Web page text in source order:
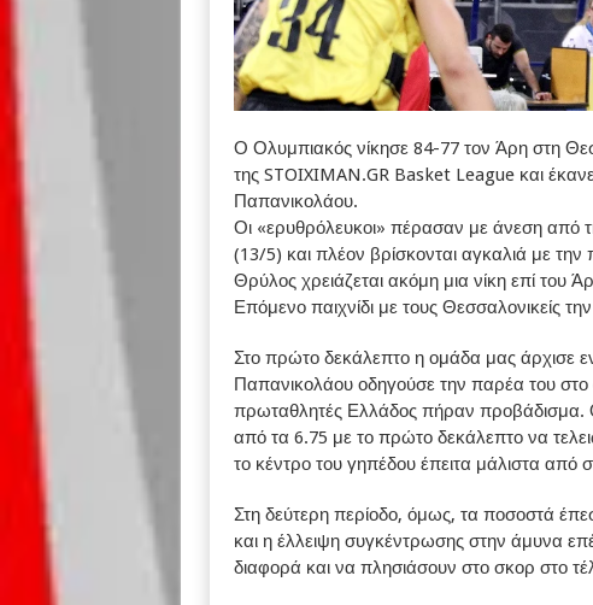
Ο Ολυμπιακός νίκησε 84-77 τον Άρη στη
της STOIXIMAN.GR Basket League και
Παπανικολάου.
Οι «ερυθρόλευκοι» πέρασαν με άνεση από
(13/5) και πλέον βρίσκονται αγκαλιά με
Θρύλος χρειάζεται ακόμη μια νίκη επί του
Επόμενο παιχνίδι με τους Θεσσαλονικείς
Στο πρώτο δεκάλεπτο η ομάδα μας άρχισε
Παπανικολάου οδηγούσε την παρέα του στο
πρωταθλητές Ελλάδος πήραν προβάδισμα.
από τα 6.75 με το πρώτο δεκάλεπτο να
το κέντρο του γηπέδου έπειτα μάλιστα από
Στη δεύτερη περίοδο, όμως, τα ποσοστά
και η έλλειψη συγκέντρωσης στην άμυνα
διαφορά και να πλησιάσουν στο σκορ στο